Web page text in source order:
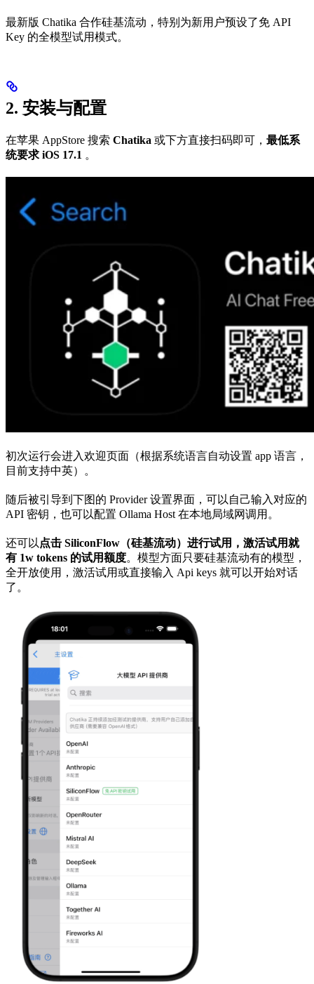
最新版 Chatika 合作硅基流动，特别为新用户预设了免 API
Key 的全模型试用模式。
2. 安装与配置
在苹果 AppStore 搜索 Chatika 或下方直接扫码即可， 最低系
统要求 iOS 17.1 。
初次运行会进入欢迎页面（根据系统语言自动设置 app 语言，
目前支持中英）。
随后被引导到下图的 Provider 设置界面，可以自己输入对应的
API 密钥，也可以配置 Ollama Host 在本地局域网调用。
还可以 点击 SiliconFlow（硅基流动）进行试用，激活试用就
有 1w tokens 的试用额度。模型方面只要硅基流动有的模型，
全开放使用，激活试用或直接输入 Api keys 就可以开始对话
了。